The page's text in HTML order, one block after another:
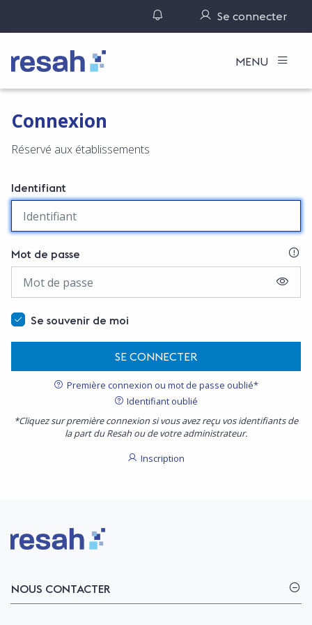
Gérer ses notifications
Se connecter
Logo Resah MENU
Connexion
Réservé aux établissements
Identifiant
Mot de passe
Se souvenir de moi
SE CONNECTER
Première connexion ou mot de passe oublié*
Identifiant oublié
*Cliquez sur première connexion si vous avez reçu vos identifiants de
la part du Resah ou de votre administrateur.
Inscription
Logo Resah
NOUS CONTACTER